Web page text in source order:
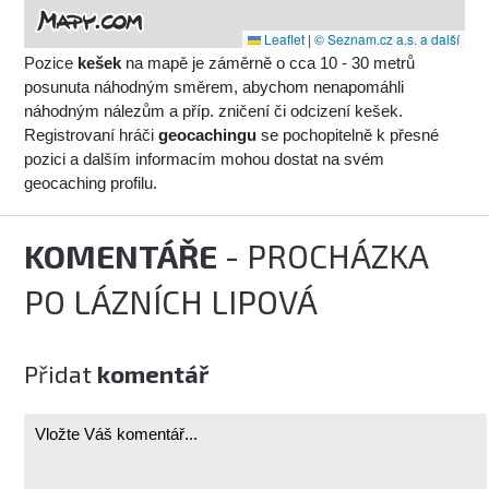
Leaflet | © Seznam.cz a.s. a další
Pozice kešek na mapě je záměrně o cca 10 - 30 metrů
posunuta náhodným směrem, abychom nenapomáhli
náhodným nálezům a příp. zničení či odcizení kešek.
Registrovaní hráčigeocachingu se pochopitelně k přesné
pozici a dalším informacím mohou dostat na svém
geocaching profilu.
KOMENTÁŘE - PROCHÁZKA
PO LÁZNÍCH LIPOVÁ
Přidat komentář